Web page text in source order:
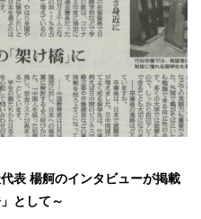
表 楊舸のインタビューが掲載
として～